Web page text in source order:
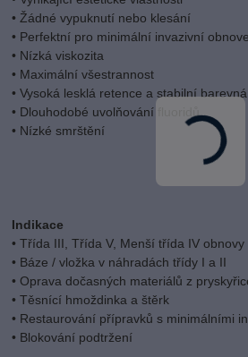
• Žádné vypuknutí nebo klesání
• Perfektní pro minimální invazivní
• Nízká viskozita
• Maximální všestrannost
• Vysoká lesklá retence a stabilní
• Dlouhodobé uvolňování fluoridů
• Nízké smrštění
Indikace
• Třída III, Třída V, Menší třída IV obnovy
• Báze / vložka v náhradách třídy I a II
• Oprava dočasných materiálů z
• Těsnící hmoždinka a štěrk
• Restaurování přípravků s minimálními
• Blokování podtržení